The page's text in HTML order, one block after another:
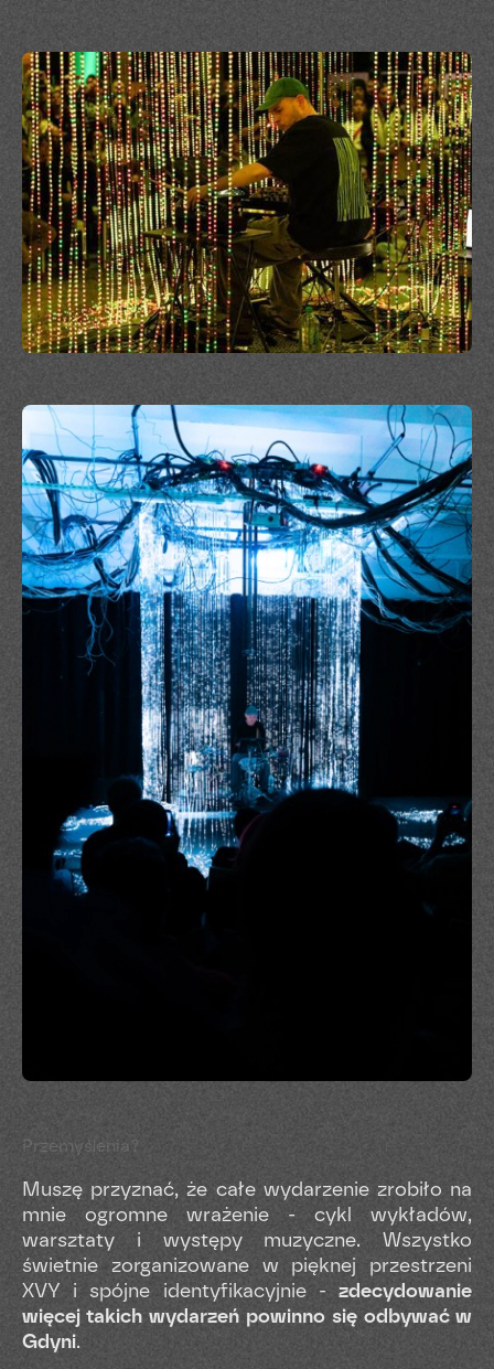
Przemyślenia?
Muszę przyznać, że całe wydarzenie zrobiło na
mnie ogromne wrażenie - cykl wykładów,
warsztaty i występy muzyczne. Wszystko
świetnie zorganizowane w pięknej przestrzeni
XVY i spójne identyfikacyjnie -zdecydowanie
więcej takich wydarzeń powinno się odbywać w
Gdyni.